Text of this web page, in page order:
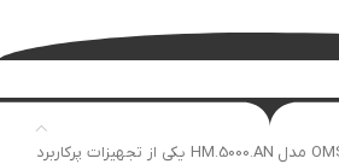
منتل حرارتی آنالوگ OMSONS مدل HM.5000.AN یکی از تجهیزات پرکاربرد